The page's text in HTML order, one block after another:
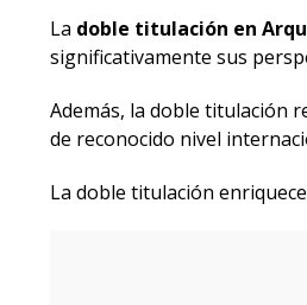
La doble titulación en
significativamente sus
Además, la doble titulación
de reconocido nivel
La doble titulación